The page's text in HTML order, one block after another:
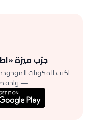
جرّب ميزة
اكتب المكونات
— واحفظ